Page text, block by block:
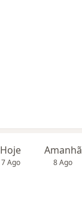
Hoje
7 Ago
Amanhã
8 Ago